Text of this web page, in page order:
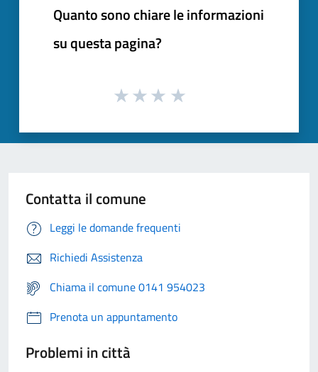
Quanto sono chiare le informazioni
su questa pagina?
Contatta il comune
Leggi le domande frequenti
Richiedi Assistenza
Chiama il comune 0141 954023
Prenota un appuntamento
Problemi in città